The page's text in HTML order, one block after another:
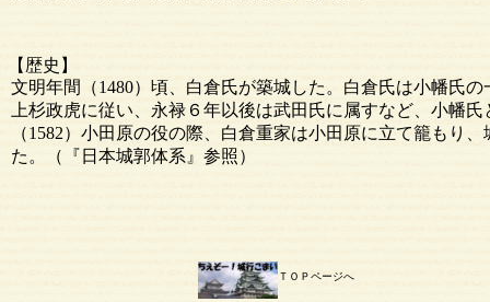
ＴＯＰページへ
【歴史】
文明年間（1480）頃、白倉氏が築城した。白倉氏は小幡氏
上杉政虎に従い、永禄６年以後は武田氏に属すなど、小幡
（1582）小田原の役の際、白倉重家は小田原に立て籠もり
た。（『日本城郭体系』参照）